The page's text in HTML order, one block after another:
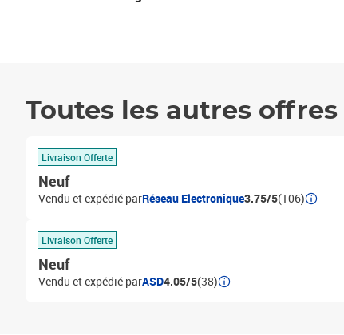
Toutes les autres offres
Livraison Offerte
Neuf
Vendu et expédié parRéseau Electronique3.75/5(106)
Livraison Offerte
Neuf
Vendu et expédié parASD4.05/5(38)